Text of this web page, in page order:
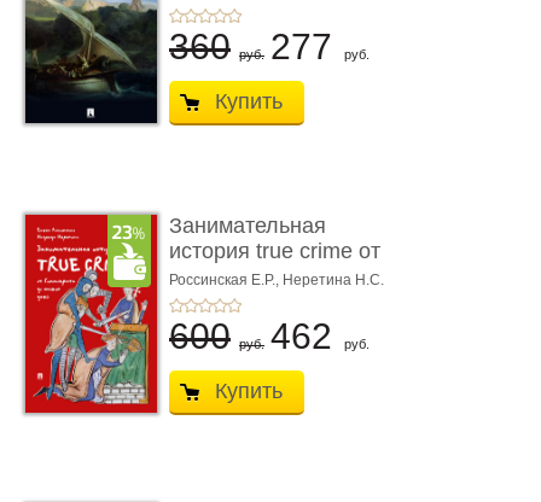
360 руб. 277 руб.
Купить
Занимательная
история true crime от
Гиппократа до � ...
Россинская Е.Р., Неретина Н.С.
600 руб. 462 руб.
Купить